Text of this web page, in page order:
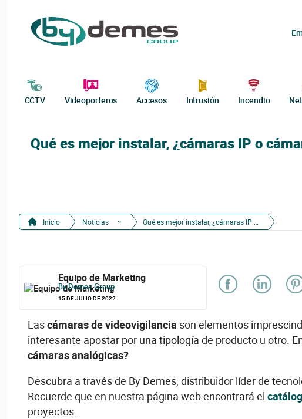
CCTV Videoporteros Accesos Intrusión Incendio
Qué es mejor instalar, ¿cámaras IP o
Inicio Noticias
Equipo de Marketing
By Demes Group
15 DE JULIO DE 2022
Lascámaras de videovigilancia son elementos
interesante apostar por una tipología de producto u otro.
cámaras analógicas?
Descubra a través de By Demes, distribuidor líder de
Recuerde que en nuestra página web encontrará el
proyectos.